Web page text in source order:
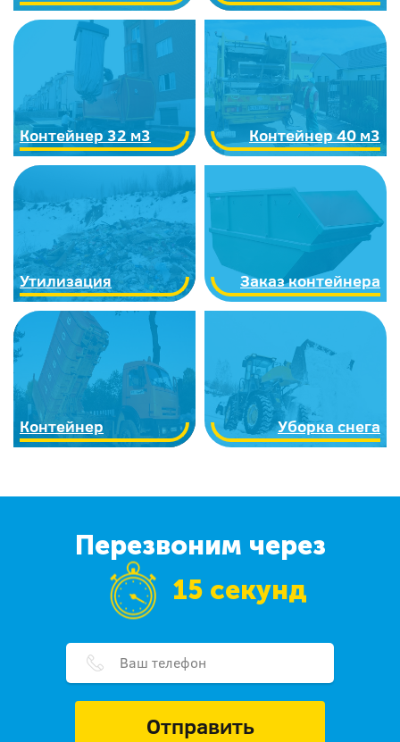
Контейнер 32 м3 Контейнер 40 м3
Утилизация Заказ контейнера
Контейнер Уборка снега
Перезвоним через
15 секунд
Отправить